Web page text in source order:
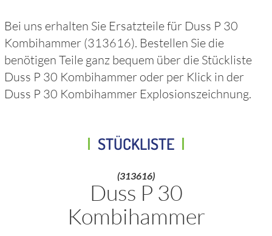
Bei uns erhalten Sie Ersatzteile für Duss P 30
Kombihammer (313616). Bestellen Sie die
benötigen Teile ganz bequem über die Stückliste
Duss P 30 Kombihammer oder per Klick in der
Duss P 30 Kombihammer Explosionszeichnung.
STÜCKLISTE
(313616)
Duss P 30
Kombihammer